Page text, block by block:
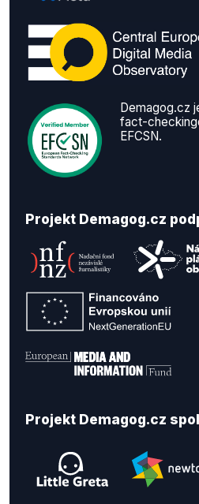
Demagog.cz
fact-
EFCSN.
Projekt Demagog.cz
Projekt Demagog.cz